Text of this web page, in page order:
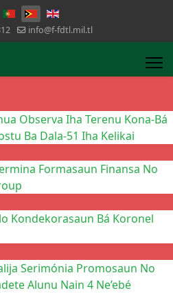
Selecione o seu idioma
info@f-fdtl.mil.tl
Observa Iha Terenu Kona-Bá
Ba Dala-51 Iha Kelikai
Formasaun Finansa No
Kondekorasaun Bá Koronel
Serimónia Promosaun No
Alunu Nain 4 Ne’ebé